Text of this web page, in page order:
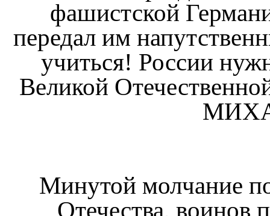
фашистской
передал им
учиться! России
Великой
Минутой молчание
Отечества, воинов